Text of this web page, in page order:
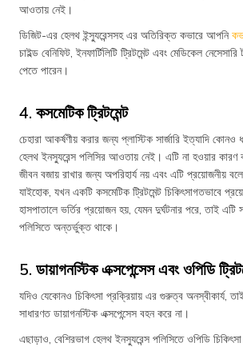
আওতায় নেই।
ডিজিট-এর হেলথ ইন্স্যুরেন্সসহ এর অতিরিক্ত কভারে আপনি
চাইল্ড বেনিফিট, ইনফার্টিলিটি ট্রিটমেন্ট এবং মেডিকেল নেসেসারি
পেতে পারেন।
4. কসমেটিক ট্রিটমেন্ট
চেহারা আকর্ষণীয় করার জন্য প্লাস্টিক সার্জারি ইত্যাদি কোনও
হেলথ ইনস্যুরেন্স পলিসির আওতায় নেই। এটি না হওয়ার কারণ
জীবন বজায় রাখার জন্য অপরিহার্য নয় এবং এটি প্রয়োজনীয়
যাইহোক, যখন একটি কসমেটিক ট্রিটমেন্ট চিকিৎসাগতভাবে
হাসপাতালে ভর্তির প্রয়োজন হয়, যেমন দুর্ঘটনার পরে, তাই এটি
পলিসিতে অন্তর্ভুক্ত থাকে।
5. ডায়াগনস্টিক এক্সপেন্সেস এবং ওপিডি
যদিও যেকোনও চিকিৎসা প্রক্রিয়ায় এর গুরুত্ব অনস্বীকার্য,
সাধারণত ডায়াগনস্টিক এক্সপেন্সেস বহন করে না।
এছাড়াও, বেশিরভাগ হেলথ ইনস্যুরেন্স পলিসিতে ওপিডি